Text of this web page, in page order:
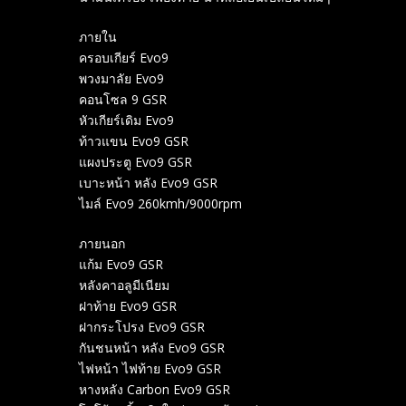
ภายใน
ครอบเกียร์ Evo9
พวงมาลัย Evo9
คอนโซล 9 GSR
หัวเกียร์​เดิม Evo9
ท้าวแขน Evo9 GSR
แผงประตู Evo9 GSR
เบาะหน้า หลัง Evo9 GSR
ไมล์ Evo9 260kmh/9000rpm
ภายนอก
แก้ม Evo9 GSR
หลังคาอลูมีเนียม
ฝาท้าย Evo9 GSR
ฝากระโปรง Evo9 GSR
กันชนหน้า หลัง Evo9 GSR
ไฟหน้า ไฟท้าย Evo9 GSR
หางหลัง Carbon Evo9 GSR